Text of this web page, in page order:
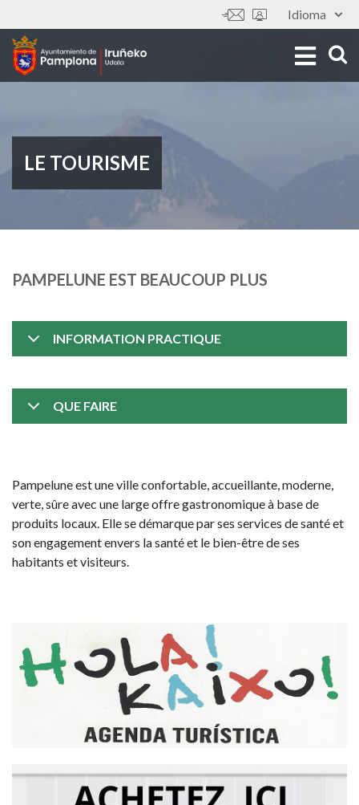
au
contenu
principal
Idioma
Outils
LE TOURISME
PAMPELUNE EST BEAUCOUP PLUS
INFORMATION PRACTIQUE
QUE FAIRE
Pampelune est une ville confortable, accueillante, moderne,
verte, sûre avec une large offre gastronomique à base de
produits locaux. Elle se démarque par ses services de santé et
son engagement envers la santé et le bien-être de ses
habitants et visiteurs.